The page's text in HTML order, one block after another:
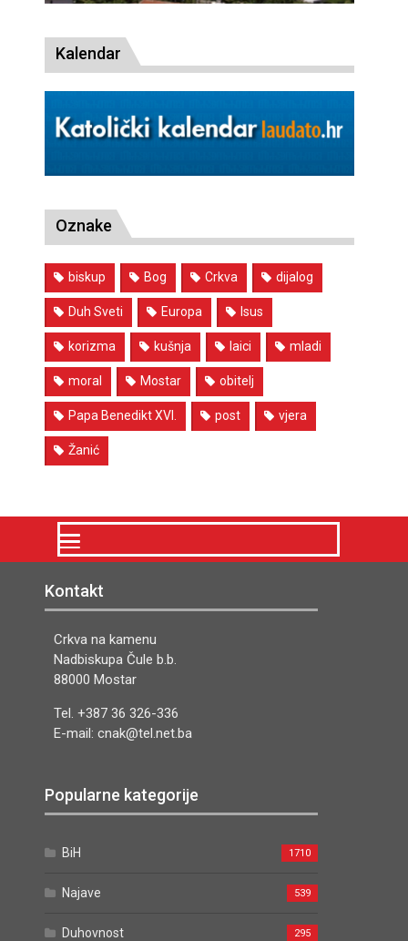
Kalendar
Oznake
biskup Bog Crkva dijalog
Duh Sveti Europa Isus
korizma kušnja laici mladi
moral Mostar obitelj
Papa Benedikt XVI. post vjera
Žanić
Kontakt
Crkva na kamenu
Nadbiskupa Čule b.b.
88000 Mostar
Tel. +387 36 326-336
E-mail: cnak@tel.net.ba
Popularne kategorije
BiH 1710
Najave 539
Duhovnost 295